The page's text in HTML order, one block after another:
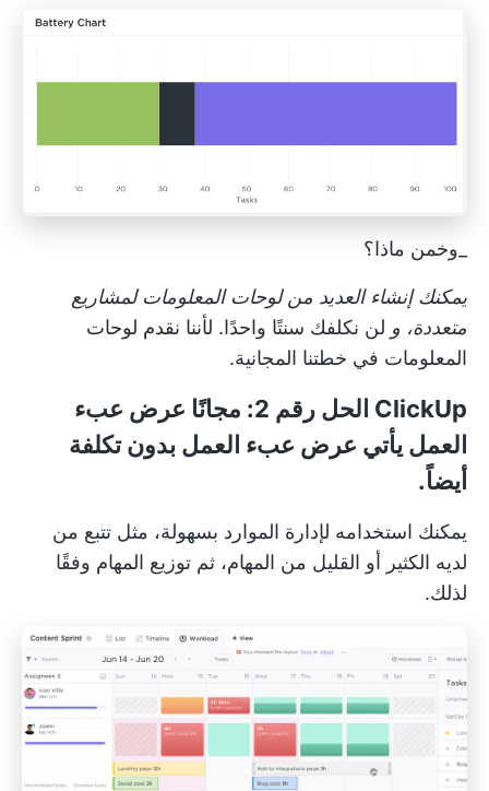
_وخمن ماذا؟
يمكنك إنشاء العديد من لوحات المعلومات لمشاريع
متعددة، و لن نكلفك سنتًا واحدًا. لأننا نقدم لوحات
المعلومات في خطتنا المجانية.
ClickUp الحل رقم 2: مجانًا
عرض عبء
العمل يأتي عرض عبء العمل بدون تكلفة
أيضاً.
يمكنك استخدامه لإدارة الموارد بسهولة، مثل تتبع من
لديه الكثير أو القليل من المهام، ثم توزيع المهام وفقًا
لذلك.